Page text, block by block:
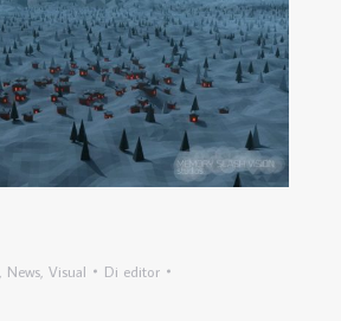
News Visual Di editor